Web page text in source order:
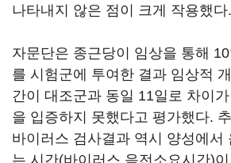
나타내지 않은 점이 크게 작용했다.
자문단은 종근당이 임상을 통해
를 시험군에 투여한 결과 임상적
간이 대조군과 동일 11일로 차이
을 입증하지 못했다고 평가했다.
바이러스 검사결과 역시 양성에서
는 시간(바이러스 음전소요시간)